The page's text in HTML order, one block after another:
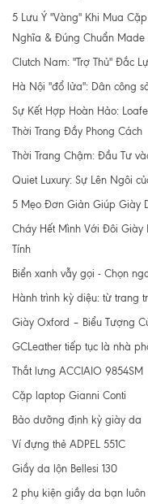
5 Lưu Ý "Vàng" Khi Mua
Nghĩa & Đúng Chuẩn Made
Clutch Nam: "Trợ Thủ" Đắc
Hà Nội "đổ lửa": Dân công
Sự Kết Hợp Hoàn Hảo:
Thời Trang Đầy Phong Cách
Thời Trang Chậm: Đầu Tư
Quiet Luxury: Sự Lên Ngôi
5 Mẹo Đơn Giản Giúp Giày
Cháy Hết Mình Với Đôi
Tính
Biển xanh vẫy gọi - Chọn
Hành trình kỳ diệu: từ trang
Giày Oxford – Biểu Tượng
GCLeather tiếp tục là nhà
Thắt lưng ACCIAIO 9854SM
Cặp laptop Gianni Conti
Bảo dưỡng định kỳ giày da
Ví đựng thẻ ADPEL 551C
Giầy da lộn Bellesi 130
2 phụ kiện giầy da bạn luôn